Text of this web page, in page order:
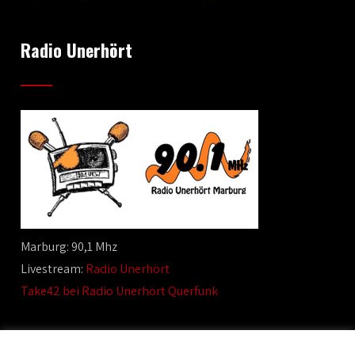
Radio Unerhört
Marburg: 90,1 Mhz
Livestream: Radio Unerhört
Take42 bei Radio Unerhört Querfunk